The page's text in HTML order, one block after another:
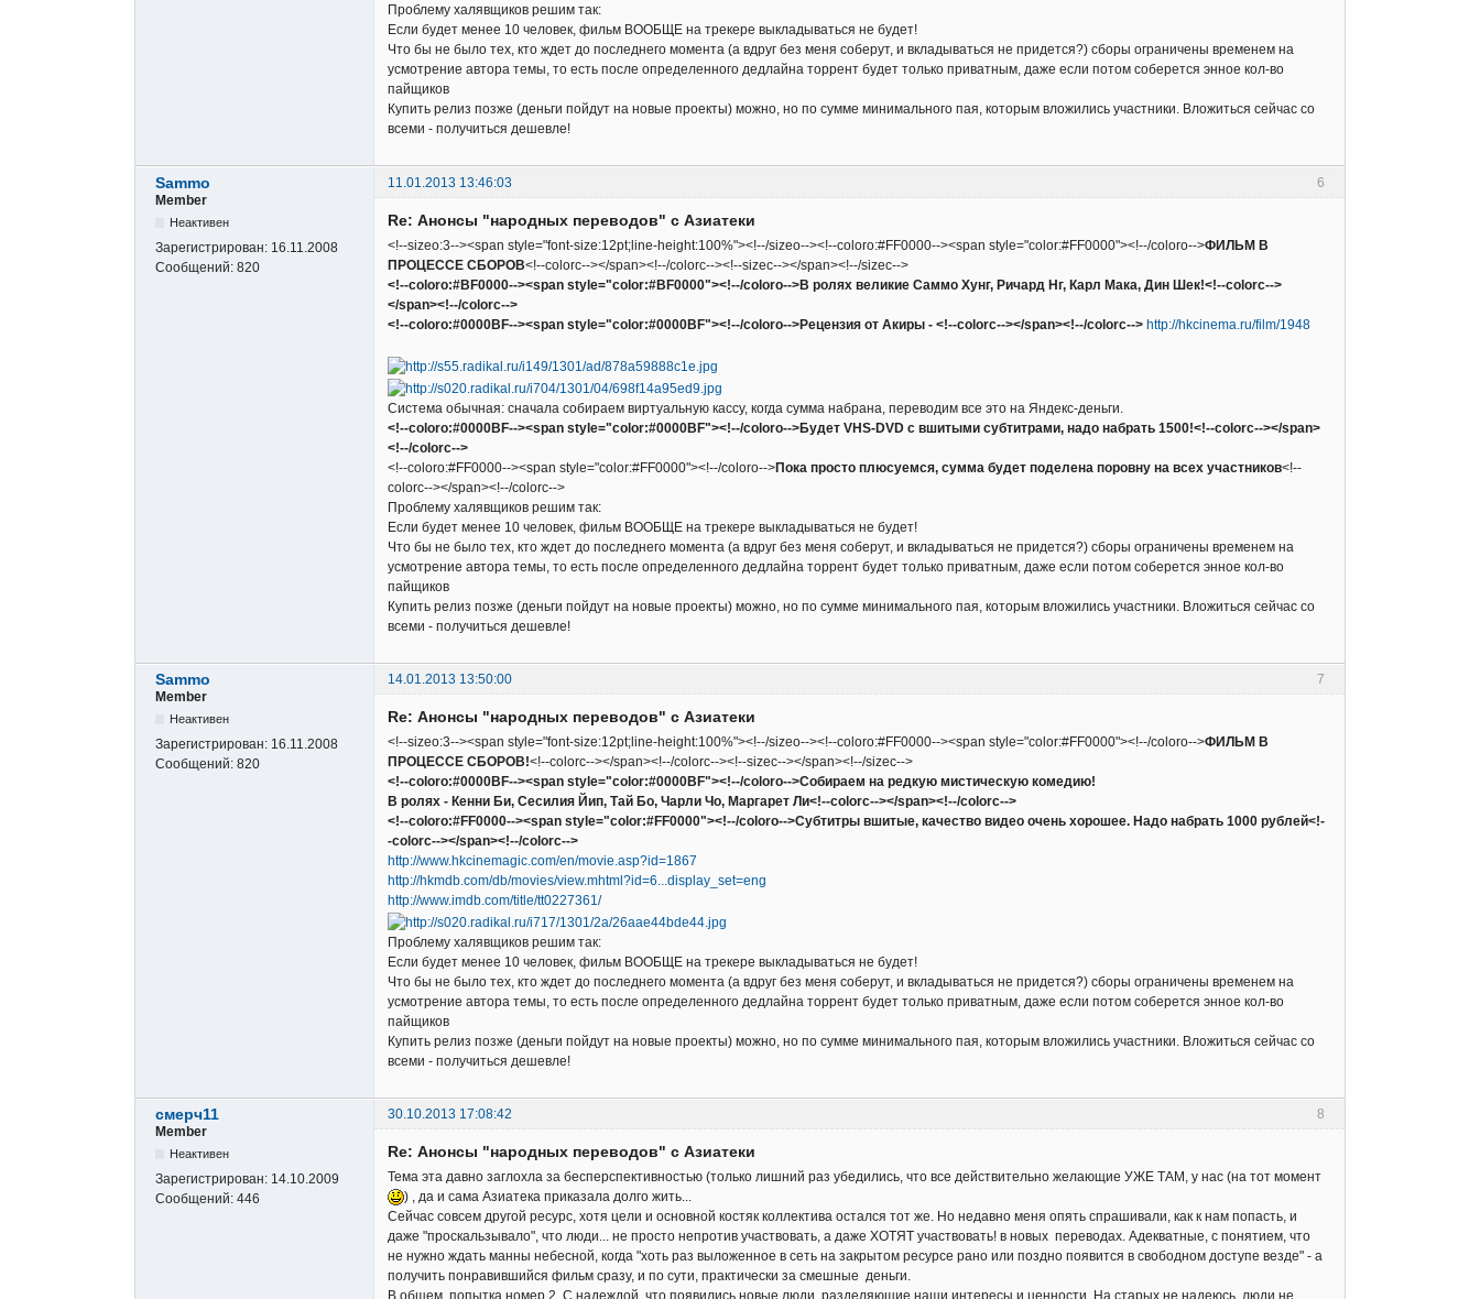
Проблему халявщиков решим так:
Если будет менее 10 человек, фильм ВООБЩЕ на трекере выкладываться не будет!
Что бы не было тех, кто ждет до последнего момента (а вдруг без меня соберут, и вкладываться не придется?) сборы ограничены временем на
усмотрение автора темы, то есть после определенного дедлайна торрент будет только приватным, даже если потом соберется энное кол-во
пайщиков
Купить релиз позже (деньги пойдут на новые проекты) можно, но по сумме минимального пая, которым вложились участники. Вложиться сейчас со
всеми - получиться дешевле!
6
Sammo
11.01.2013 13:46:03
Member
Неактивен
Зарегистрирован: 16.11.2008
Сообщений: 820
Re: Анонсы "народных переводов" с Азиатеки
<!--sizeo:3--><span style="font-size:12pt;line-height:100%"><!--/sizeo--><!--coloro:#FF0000--><span style="color:#FF0000"><!--/coloro-->ФИЛЬМ В
ПРОЦЕССЕ СБОРОВ<!--colorc--></span><!--/colorc--><!--sizec--></span><!--/sizec-->
<!--coloro:#BF0000--><span style="color:#BF0000"><!--/coloro-->В ролях великие Саммо Хунг, Ричард Нг, Карл Мака, Дин Шек!<!--colorc-->
</span><!--/colorc-->
<!--coloro:#0000BF--><span style="color:#0000BF"><!--/coloro-->Рецензия от Акиры - <!--colorc--></span><!--/colorc--> http://hkcinema.ru/film/1948
Система обычная: сначала собираем виртуальную кассу, когда сумма набрана, переводим все это на Яндекс-деньги.
<!--coloro:#0000BF--><span style="color:#0000BF"><!--/coloro-->Будет VHS-DVD с вшитыми субтитрами, надо набрать 1500!<!--colorc--></span>
<!--/colorc-->
<!--coloro:#FF0000--><span style="color:#FF0000"><!--/coloro-->Пока просто плюсуемся, сумма будет поделена поровну на всех участников<!--
colorc--></span><!--/colorc-->
Проблему халявщиков решим так:
Если будет менее 10 человек, фильм ВООБЩЕ на трекере выкладываться не будет!
Что бы не было тех, кто ждет до последнего момента (а вдруг без меня соберут, и вкладываться не придется?) сборы ограничены временем на
усмотрение автора темы, то есть после определенного дедлайна торрент будет только приватным, даже если потом соберется энное кол-во
пайщиков
Купить релиз позже (деньги пойдут на новые проекты) можно, но по сумме минимального пая, которым вложились участники. Вложиться сейчас со
всеми - получиться дешевле!
7
Sammo
14.01.2013 13:50:00
Member
Неактивен
Зарегистрирован: 16.11.2008
Сообщений: 820
Re: Анонсы "народных переводов" с Азиатеки
<!--sizeo:3--><span style="font-size:12pt;line-height:100%"><!--/sizeo--><!--coloro:#FF0000--><span style="color:#FF0000"><!--/coloro-->ФИЛЬМ В
ПРОЦЕССЕ СБОРОВ!<!--colorc--></span><!--/colorc--><!--sizec--></span><!--/sizec-->
<!--coloro:#0000BF--><span style="color:#0000BF"><!--/coloro-->Собираем на редкую мистическую комедию!
В ролях - Кенни Би, Сесилия Йип, Тай Бо, Чарли Чо, Маргарет Ли<!--colorc--></span><!--/colorc-->
<!--coloro:#FF0000--><span style="color:#FF0000"><!--/coloro-->Субтитры вшитые, качество видео очень хорошее. Надо набрать 1000 рублей<!-
-colorc--></span><!--/colorc-->
http://www.hkcinemagic.com/en/movie.asp?id=1867
http://hkmdb.com/db/movies/view.mhtml?id=6...display_set=eng
http://www.imdb.com/title/tt0227361/
Проблему халявщиков решим так:
Если будет менее 10 человек, фильм ВООБЩЕ на трекере выкладываться не будет!
Что бы не было тех, кто ждет до последнего момента (а вдруг без меня соберут, и вкладываться не придется?) сборы ограничены временем на
усмотрение автора темы, то есть после определенного дедлайна торрент будет только приватным, даже если потом соберется энное кол-во
пайщиков
Купить релиз позже (деньги пойдут на новые проекты) можно, но по сумме минимального пая, которым вложились участники. Вложиться сейчас со
всеми - получиться дешевле!
8
смерч11
30.10.2013 17:08:42
Member
Неактивен
Зарегистрирован: 14.10.2009
Сообщений: 446
Re: Анонсы "народных переводов" с Азиатеки
Тема эта давно заглохла за бесперспективностью (только лишний раз убедились, что все действительно желающие УЖЕ ТАМ, у нас (на тот момент
) , да и сама Азиатека приказала долго жить...
Сейчас совсем другой ресурс, хотя цели и основной костяк коллектива остался тот же. Но недавно меня опять спрашивали, как к нам попасть, и
даже "проскальзывало", что люди... не просто непротив участвовать, а даже ХОТЯТ участвовать! в новых переводах. Адекватные, с понятием, что
не нужно ждать манны небесной, когда "хоть раз выложенное в сеть на закрытом ресурсе рано или поздно появится в свободном доступе везде" - а
получить понравившийся фильм сразу, и по сути, практически за смешные деньги.
В общем, попытка номер 2. С надеждой, что появились новые люди, разделяющие наши интересы и ценности. На старых не надеюсь, люди не